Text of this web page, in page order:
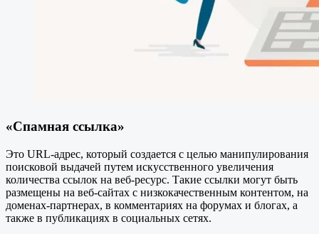
«Спамная ссылка»
Это URL-адрес, который создается с целью манипулирования
поисковой выдачей путем искусственного увеличения
количества ссылок на веб-ресурс. Такие ссылки могут быть
размещены на веб-сайтах с низкокачественным контентом, на
доменах-партнерах, в комментариях на форумах и блогах, а
также в публикациях в социальных сетях.